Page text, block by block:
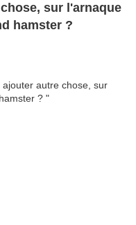
sur l'arnaque
hamster ?